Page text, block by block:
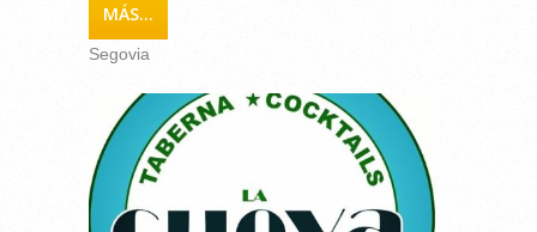
MÁS...
Segovia